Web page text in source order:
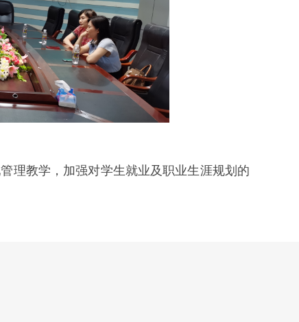
理教学，加强对学生就业及职业生涯规划的